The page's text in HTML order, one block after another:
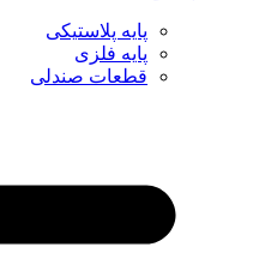
پایه پلاستیکی
پایه فلزی
قطعات صندلی